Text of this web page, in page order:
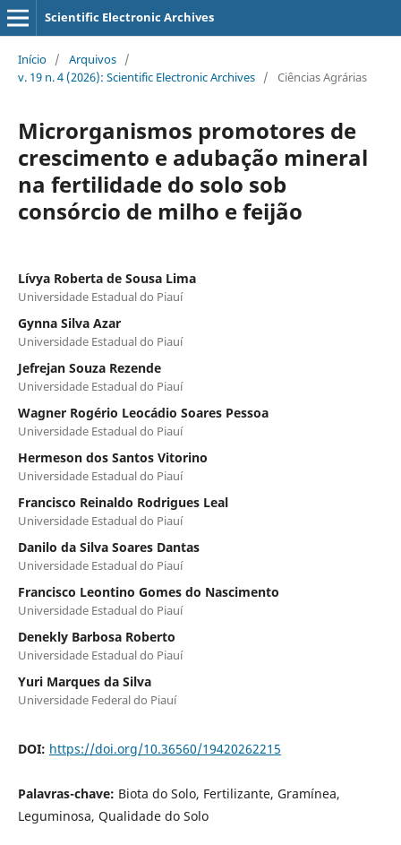
Scientific Electronic Archives
Início / Arquivos /
v. 19 n. 4 (2026): Scientific Electronic Archives / Ciências Agrárias
Microrganismos promotores de
crescimento e adubação mineral
na fertilidade do solo sob
consórcio de milho e feijão
Lívya Roberta de Sousa Lima
Universidade Estadual do Piauí
Gynna Silva Azar
Universidade Estadual do Piauí
Jefrejan Souza Rezende
Universidade Estadual do Piauí
Wagner Rogério Leocádio Soares Pessoa
Universidade Estadual do Piauí
Hermeson dos Santos Vitorino
Universidade Estadual do Piauí
Francisco Reinaldo Rodrigues Leal
Universidade Estadual do Piauí
Danilo da Silva Soares Dantas
Universidade Estadual do Piauí
Francisco Leontino Gomes do Nascimento
Universidade Estadual do Piauí
Denekly Barbosa Roberto
Universidade Estadual do Piauí
Yuri Marques da Silva
Universidade Federal do Piauí
DOI: https://doi.org/10.36560/19420262215
Palavras-chave: Biota do Solo, Fertilizante, Gramínea,
Leguminosa, Qualidade do Solo